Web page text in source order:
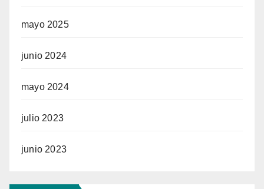
mayo 2025
junio 2024
mayo 2024
julio 2023
junio 2023